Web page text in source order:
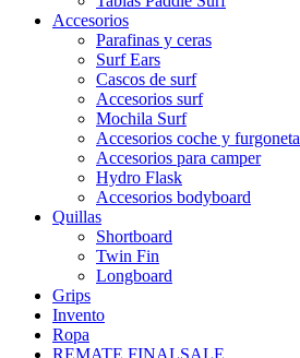
Accesorios
Parafinas y ceras
Surf Ears
Cascos de surf
Accesorios surf
Mochila Surf
Accesorios coche y furgoneta
Accesorios para camper
Hydro Flask
Accesorios bodyboard
Quillas
Shortboard
Twin Fin
Longboard
Grips
Invento
Ropa